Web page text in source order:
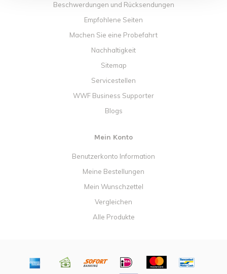
Beschwerdungen und Rücksendungen
Empfohlene Seiten
Machen Sie eine Probefahrt
Nachhaltigkeit
Sitemap
Servicestellen
WWF Business Supporter
Blogs
Mein Konto
Benutzerkonto Information
Meine Bestellungen
Mein Wunschzettel
Vergleichen
Alle Produkte